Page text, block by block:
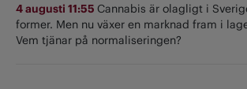
4 augusti 11:55 Cannabis är olagligt i
former. Men nu växer en marknad fram i
Vem tjänar på normaliseringen?